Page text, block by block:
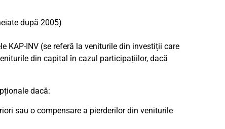
după 2005)
KAP-INV (se referă la veniturile din investiții care
din capital în cazul participațiilor, dacă
dacă:
sau o compensare a pierderilor din veniturile